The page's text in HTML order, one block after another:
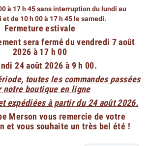
à 17 h 45 sans interruption du lundi au
et de 10 h 00 à 17 h 45 le samedi.
Fermeture estivale
sera fermé du vendredi 7 août
2026 à 17 h 00
24 août 2026 à 9 h 00.
toutes les commandes passées
notre boutique en ligne
expédiées à partir du 24 août 2026.
Merson vous remercie de votre
et vous souhaite un très bel été !